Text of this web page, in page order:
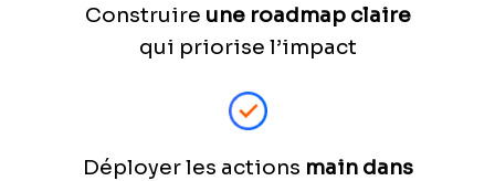
Construire une roadmap claire
qui priorise l’impact
Déployer les actions main dans